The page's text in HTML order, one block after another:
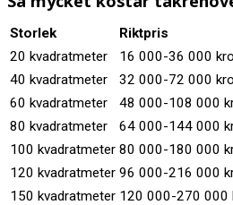
Storlek
Riktpris
20 kvadratmeter
16 000-36 000
40 kvadratmeter
32 000-72 000
60 kvadratmeter
48 000-108 000
80 kvadratmeter
64 000-144 000
100 kvadratmeter 80 000-180 000
120 kvadratmeter 96 000-216 000
150 kvadratmeter 120 000-270 000